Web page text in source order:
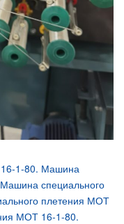
16-1-80. Машина
специального
плетения МОТ
МОТ 16-1-80.